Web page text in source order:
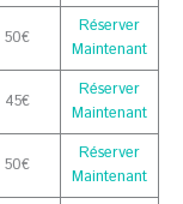
50€
Réserver
Maintenant
45€
Réserver
Maintenant
50€
Réserver
Maintenant